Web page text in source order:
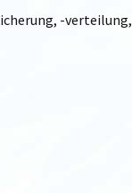
-verteilung,